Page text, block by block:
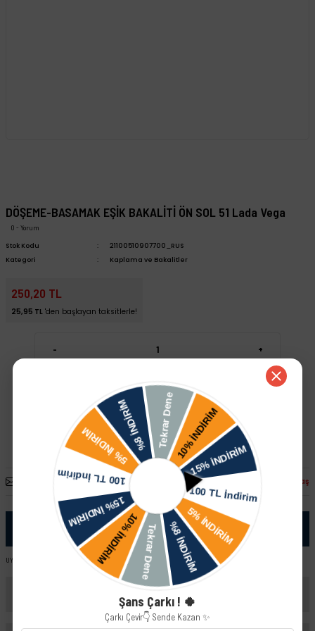
DÖŞEME-BASAMAK EŞİK BAKALİTİ ÖN SOL 51 Lada Vega
0 - Yorum
Stok Kodu
21100510907700_RUS
Kategori
Kaplama ve Bakalitler
250,20 TL
25,95 TL 'den başlayan taksitlerle!
- +
Sepete Ekle Hızlı Satın Al
Arkadaşına Öner Fiyatı Düşünce Haber Ver Paylaş
UYUMLU ARAÇ VE MOTOR TIPLERI: Lada Vega Stw - 2111 Lada Vega HB - 2112 Lada Vega Sedan - 2110
Şans Çarkı ! 🍀
Çarkı Çevir👇 Sende Kazan ✨